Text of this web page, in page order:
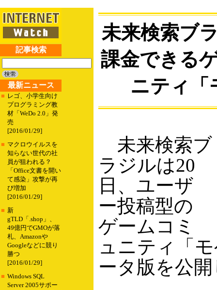
記事検索
最新ニュース
■ レゴ、小学生向け
プログラミング教
材「WeDo 2.0」発
売
[2016/01/29]
■ マクロウイルスを
知らない世代の社
員が狙われる？
「Office文書を開い
て感染」攻撃が再
び増加
[2016/01/29]
■ 新
gTLD「.shop」、
49億円でGMOが落
札、Amazonや
Googleなどに競り
勝つ
[2016/01/29]
■ Windows SQL
Server 2005サポー
未来検索ブ
課金できる
ニティ「
未来検索ブ
ラジルは20
日、ユーザ
ー投稿型の
ゲームコミ
ュニティ「
ータ版を公